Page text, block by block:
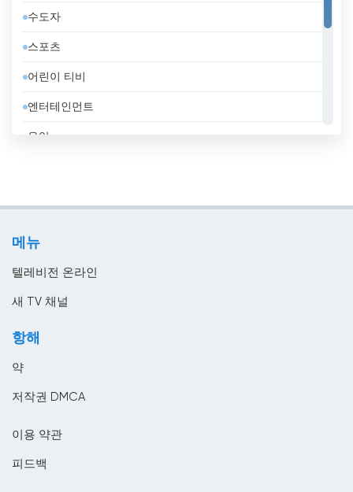
라트비아
러시아
레바논
루마니아
몬테네그로
몰디브
수도자
스포츠
어린이 티비
엔터테인먼트
음악
메뉴
텔레비전 온라인
새 TV 채널
항해
약
저작권 DMCA
이용 약관
피드백